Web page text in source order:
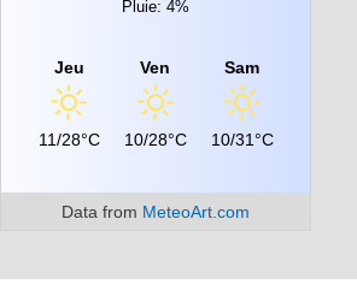
Pluie: 4%
Jeu
11/28°C
Ven
10/28°C
Sam
10/31°C
Data from MeteoArt.com